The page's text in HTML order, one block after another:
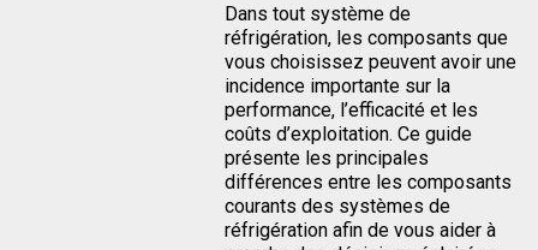
Dans tout système de
réfrigération, les composants que
vous choisissez peuvent avoir une
incidence importante sur la
performance, l’efficacité et les
coûts d’exploitation. Ce guide
présente les principales
différences entre les composants
courants des systèmes de
réfrigération afin de vous aider à